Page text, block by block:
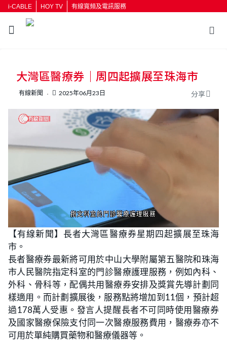
i-CABLE HOY TV 有線寬頻及電訊服務
按輸入鍵開始搜尋
大灣區醫療券｜周四起擴展至珠海市
有線新聞 2025年06月23日 分享
n
m
u
o
a
d
:
4
5
.
2
8
%
【有線新聞】長者大灣區醫療券星期四起擴展至珠海
市。
長者醫療券最新將可用於中山大學附屬第五醫院和珠海
市人民醫院指定科室的門診醫療護理服務，例如內科、
外科、骨科等，配偶共用醫療券安排及獎賞先導計劃同
樣適用。而計劃擴展後，服務點將增加到11個，預計超
過178萬人受惠。發言人提醒長者不可同時使用醫療券
及國家醫療保險支付同一次醫療服務費用，醫療券亦不
可用於單純購買藥物和醫療儀器等。